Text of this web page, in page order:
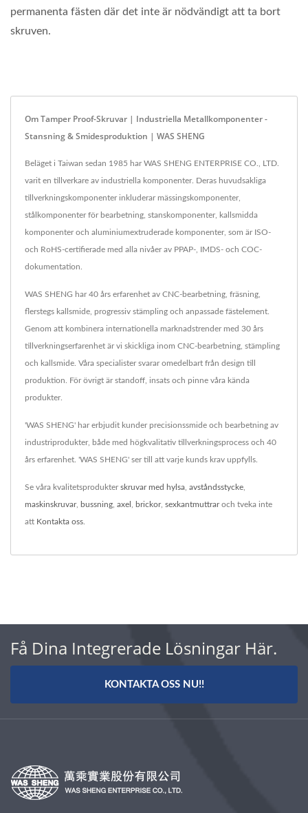
permanenta fästen där det inte är nödvändigt att ta bort
skruven.
Om Tamper Proof-Skruvar | Industriella Metallkomponenter -
Stansning & Smidesproduktion | WAS SHENG
Beläget i Taiwan sedan 1985 har WAS SHENG ENTERPRISE CO., LTD.
varit en tillverkare av industriella komponenter. Deras huvudsakliga
tillverkningskomponenter inkluderar mässingskomponenter,
stålkomponenter för bearbetning, stanskomponenter, kallsmidda
komponenter och aluminiumextruderade komponenter, som är ISO-
och RoHS-certifierade med alla nivåer av PPAP-, IMDS- och COC-
dokumentation.
WAS SHENG har 40 års erfarenhet av CNC-bearbetning, fräsning,
flerstegs kallsmide, progressiv stämpling och anpassade fästelement.
Genom att kombinera internationella marknadstrender med 30 års
tillverkningserfarenhet är vi skickliga inom CNC-bearbetning, stämpling
och kallsmide. Våra specialister svarar omedelbart från design till
produktion. För övrigt är standoff, insats och pinne våra kända
produkter.
'WAS SHENG' har erbjudit kunder precisionssmide och bearbetning av
industriprodukter, både med högkvalitativ tillverkningsprocess och 40
års erfarenhet. 'WAS SHENG' ser till att varje kunds krav uppfylls.
Se våra kvalitetsprodukterskruvar med hylsa avståndsstycke
maskinskruvar, bussning axel brickor, sexkantmuttraroch tveka inte
att Kontakta oss
Få Dina Integrerade Lösningar Här.
KONTAKTA OSS NU!!